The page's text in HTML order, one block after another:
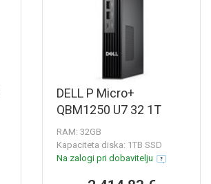
DELL P Micro+
QBM1250 U7 32 1T
W11P 3Y
RAM: 32GB
Kapaciteta diska: 1TB SSD
Na zalogi pri dobavitelju